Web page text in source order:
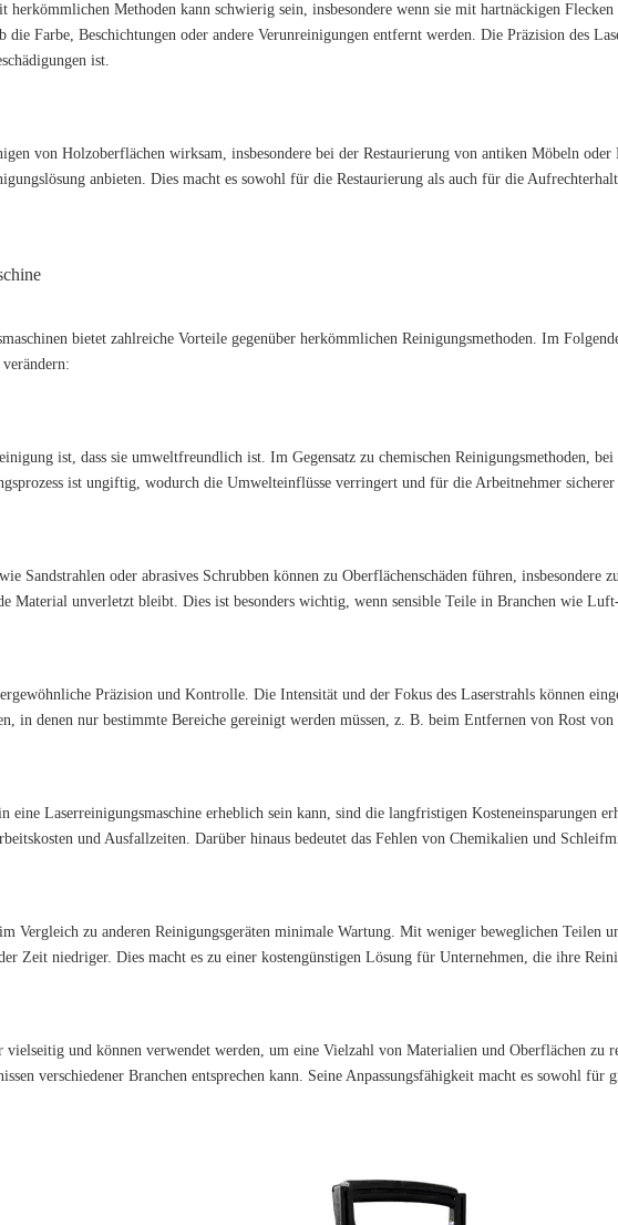
herkömmlichen Methoden kann schwierig sein, insbesondere wenn sie mit hartnäckigen
Farbe, Beschichtungen oder andere Verunreinigungen entfernt werden. Die Präzision des
ist.
von Holzoberflächen wirksam, insbesondere bei der Restaurierung von antiken Möbeln
anbieten. Dies macht es sowohl für die Restaurierung als auch für die
bietet zahlreiche Vorteile gegenüber herkömmlichen Reinigungsmethoden. Im
ist, dass sie umweltfreundlich ist. Im Gegensatz zu chemischen Reinigungsmethoden,
ist ungiftig, wodurch die Umwelteinflüsse verringert und für die Arbeitnehmer
Sandstrahlen oder abrasives Schrubben können zu Oberflächenschäden führen,
Material unverletzt bleibt. Dies ist besonders wichtig, wenn sensible Teile in Branchen wie
Präzision und Kontrolle. Die Intensität und der Fokus des Laserstrahls können
in denen nur bestimmte Bereiche gereinigt werden müssen, z. B. beim Entfernen von Rost
eine Laserreinigungsmaschine erheblich sein kann, sind die langfristigen Kosteneinsparungen
und Ausfallzeiten. Darüber hinaus bedeutet das Fehlen von Chemikalien und
Vergleich zu anderen Reinigungsgeräten minimale Wartung. Mit weniger beweglichen
Zeit niedriger. Dies macht es zu einer kostengünstigen Lösung für Unternehmen, die ihre
vielseitig und können verwendet werden, um eine Vielzahl von Materialien und Oberflächen
verschiedener Branchen entsprechen kann. Seine Anpassungsfähigkeit macht es sowohl